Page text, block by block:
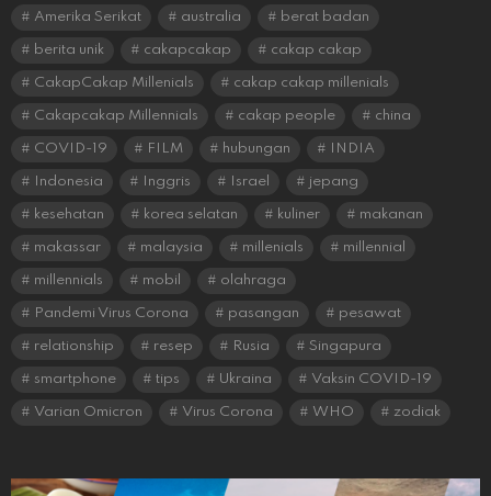
Amerika Serikat australia berat badan
berita unik cakapcakap cakap cakap
CakapCakap Millenials cakap cakap millenials
Cakapcakap Millennials cakap people china
COVID-19 FILM hubungan INDIA
Indonesia Inggris Israel jepang
kesehatan korea selatan kuliner makanan
makassar malaysia millenials millennial
millennials mobil olahraga
Pandemi Virus Corona pasangan pesawat
relationship resep Rusia Singapura
smartphone tips Ukraina Vaksin COVID-19
Varian Omicron Virus Corona WHO zodiak